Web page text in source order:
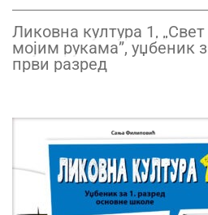
Ликовна култура 1, „Свет
мојим рукама”, уџбеник
први разред